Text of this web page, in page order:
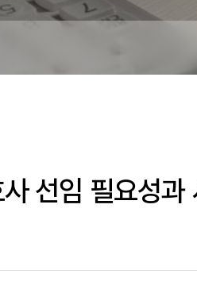
선임 필요성